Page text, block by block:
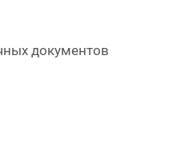
документов